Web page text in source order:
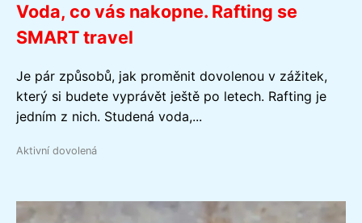
Voda, co vás nakopne. Rafting se
SMART travel
Je pár způsobů, jak proměnit dovolenou v zážitek,
který si budete vyprávět ještě po letech. Rafting je
jedním z nich. Studená voda,...
Aktivní dovolená